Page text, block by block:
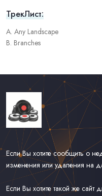
ТрекЛист:
A. Any Landscape
B. Branches
Если Вы хотите сообщить о
изменения или удаления на
Если Вы хотите такой же сайт